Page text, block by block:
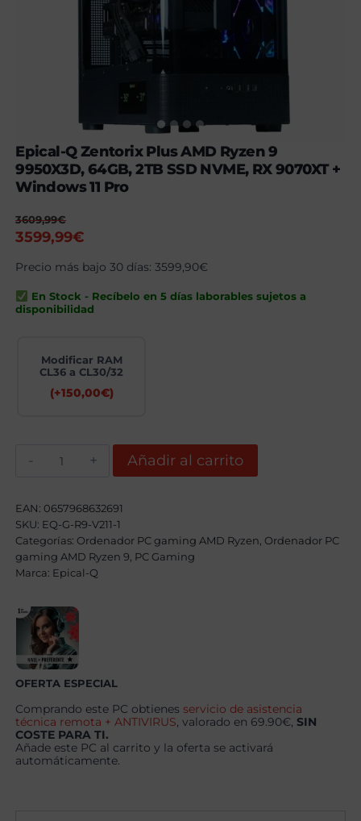
Epical-Q Zentorix Plus AMD Ryzen 9
9950X3D, 64GB, 2TB SSD NVME, RX 9070XT +
Windows 11 Pro
3609,99€
El
original
era:
3609,99€.
3599,99€
actual
es:
3599,99€.
Precio más bajo 30 días:3599,90€
En Stock - Recíbelo en 5 días laborables sujetos a
disponibilidad
Modificar RAM
CL36 a CL30/32
(+150,00€)
AMD
Ryzen
9
9950X3D,
64GB,
2TB
SSD
RX
9070XT
+
Windows
11
Pro
cantidad
Añadir al carrito
EAN: 0657968632691
SKU: EQ-G-R9-V211-1
Categorías: Ordenador PC gaming AMD Ryzen Ordenador PC
gaming AMD Ryzen 9 PC Gaming
Marca: Epical-Q
OFERTA ESPECIAL
Comprando este PC obtienes servicio de asistencia
técnica remota + ANTIVIRUS , valorado en 69.90€,SIN
COSTE PARA TI.
Añade este PC al carrito y la oferta se activará
automáticamente.